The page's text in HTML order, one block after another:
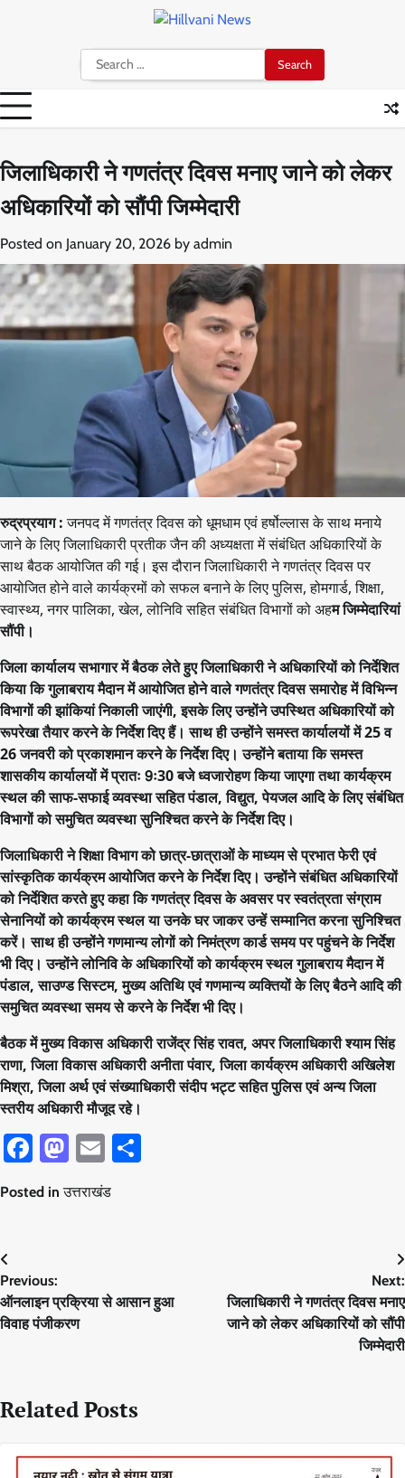
Search
for:
जिलाधिकारी ने गणतंत्र दिवस मनाए जाने को लेकर
अधिकारियों को सौंपी जिम्मेदारी
Posted on January 20, 2026 by admin
रुद्रप्रयाग :जनपद में गणतंत्र दिवस को धूमधाम एवं हर्षोल्लास के साथ मनाये
जाने के लिए जिलाधिकारी प्रतीक जैन की अध्यक्षता में संबंधित अधिकारियों के
साथ बैठक आयोजित की गई। इस दौरान जिलाधिकारी ने गणतंत्र दिवस पर
आयोजित होने वाले कार्यक्रमों को सफल बनाने के लिए पुलिस, होमगार्ड, शिक्षा,
स्वास्थ्य, नगर पालिका, खेल, लोनिवि सहित संबंधित विभागों को अहम जिम्मेदारियां
सौंपी।
जिला कार्यालय सभागार में बैठक लेते हुए जिलाधिकारी ने अधिकारियों को निर्देशित
किया कि गुलाबराय मैदान में आयोजित होने वाले गणतंत्र दिवस समारोह में विभिन्न
विभागों की झांकियां निकाली जाएंगी, इसके लिए उन्होंने उपस्थित अधिकारियों को
रूपरेखा तैयार करने के निर्देश दिए हैं। साथ ही उन्होंने समस्त कार्यालयों में 25 व
26 जनवरी को प्रकाशमान करने के निर्देश दिए। उन्होंने बताया कि समस्त
शासकीय कार्यालयों में प्रातः 9ः30 बजे ध्वजारोहण किया जाएगा तथा कार्यक्रम
स्थल की साफ-सफाई व्यवस्था सहित पंडाल, विद्युत, पेयजल आदि के लिए संबंधित
विभागों को समुचित व्यवस्था सुनिश्चित करने के निर्देश दिए।
जिलाधिकारी ने शिक्षा विभाग को छात्र-छात्राओं के माध्यम से प्रभात फेरी एवं
सांस्कृतिक कार्यक्रम आयोजित करने के निर्देश दिए। उन्होंने संबंधित अधिकारियों
को निर्देशित करते हुए कहा कि गणतंत्र दिवस के अवसर पर स्वतंत्रता संग्राम
सेनानियों को कार्यक्रम स्थल या उनके घर जाकर उन्हें सम्मानित करना सुनिश्चित
करें। साथ ही उन्होंने गणमान्य लोगों को निमंत्रण कार्ड समय पर पहुंचने के निर्देश
भी दिए। उन्होंने लोनिवि के अधिकारियों को कार्यक्रम स्थल गुलाबराय मैदान में
पंडाल, साउण्ड सिस्टम, मुख्य अतिथि एवं गणमान्य व्यक्तियों के लिए बैठने आदि की
समुचित व्यवस्था समय से करने के निर्देश भी दिए।
बैठक में मुख्य विकास अधिकारी राजेंद्र सिंह रावत, अपर जिलाधिकारी श्याम सिंह
राणा, जिला विकास अधिकारी अनीता पंवार, जिला कार्यक्रम अधिकारी अखिलेश
मिश्रा, जिला अर्थ एवं संख्याधिकारी संदीप भट्ट सहित पुलिस एवं अन्य जिला
स्तरीय अधिकारी मौजूद रहे।
Facebook
Mastodon
Email
Posted inउत्तराखंड
Post
navigation
Previous:
ऑनलाइन प्रक्रिया से आसान हुआ
विवाह पंजीकरण
Next:
जिलाधिकारी ने गणतंत्र दिवस मनाए
जाने को लेकर अधिकारियों को सौंपी
जिम्मेदारी
Related Posts